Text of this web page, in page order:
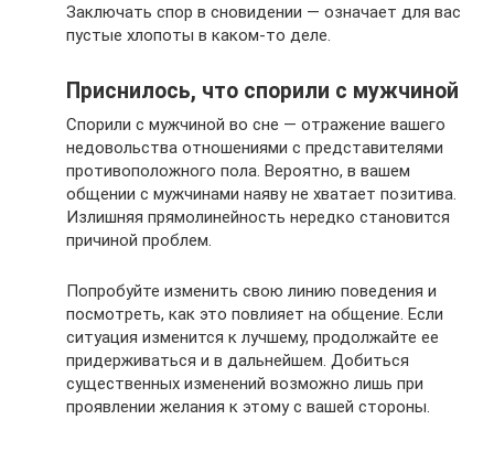
Заключать спор в сновидении — означает для вас
пустые хлопоты в каком-то деле.
Приснилось, что спорили с мужчиной
Спорили с мужчиной во сне — отражение вашего
недовольства отношениями с представителями
противоположного пола. Вероятно, в вашем
общении с мужчинами наяву не хватает позитива.
Излишняя прямолинейность нередко становится
причиной проблем.
Попробуйте изменить свою линию поведения и
посмотреть, как это повлияет на общение. Если
ситуация изменится к лучшему, продолжайте ее
придерживаться и в дальнейшем. Добиться
существенных изменений возможно лишь при
проявлении желания к этому с вашей стороны.